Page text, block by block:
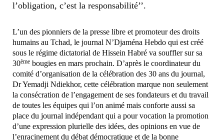
l’obligation, c’est la responsabilité’’.
L’un des pionniers de la presse libre et promoteur des droits
humains au Tchad, le journal N’Djaména Hebdo qui est créé
sous le régime dictatorial de Hissein Habré va souffler sur sa
30ème bougies en mars prochain. D’après le coordinateur du
comité d’organisation de la célébration des 30 ans du journal,
Dr Yemadji Ndiekhor, cette célébration marque non seulement
la consécration de l’engagement de ses fondateurs et du travail
de toutes les équipes qui l’on animé mais conforte aussi sa
place du journal indépendant qui a pour vocation la promotion
d’une expression plurielle des idées, des opinions en vue de
l’enracinement du débat démocratique et de la bonne